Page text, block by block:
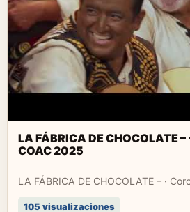
LA FÁBRICA DE CHOCOLATE
COAC 2025
LA FÁBRICA DE CHOCOLATE – ·
105 visualizaciones